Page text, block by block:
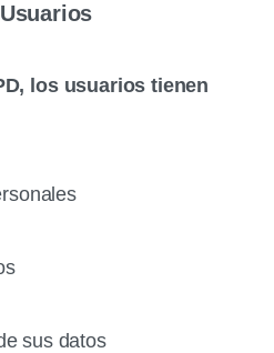
los usuarios tienen
sus datos